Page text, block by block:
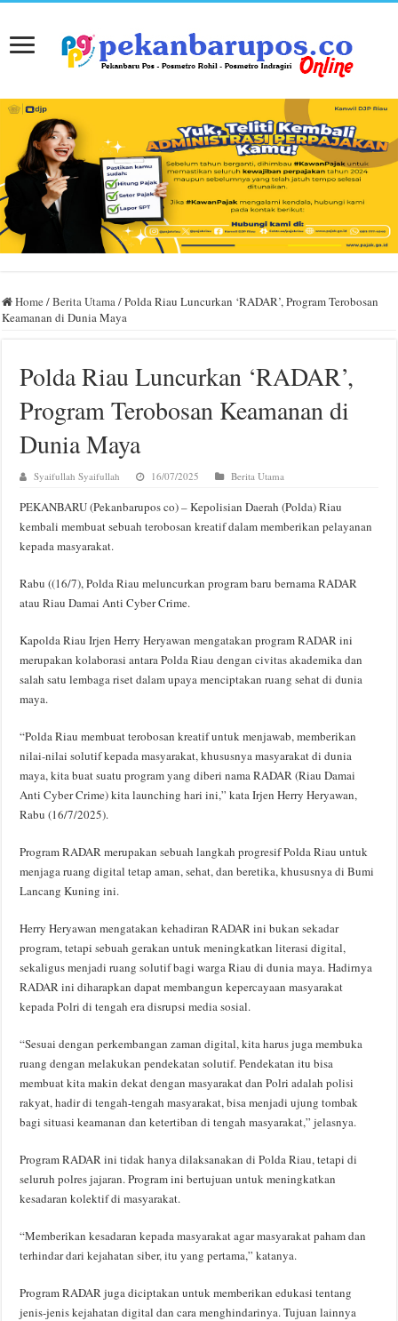
Home /Berita Utama/Polda Riau Luncurkan ‘RADAR’, Program Terobosan
Keamanan di Dunia Maya
Polda Riau Luncurkan ‘RADAR’,
Program Terobosan Keamanan di
Dunia Maya
Syaifullah Syaifullah 16/07/2025 Berita Utama
PEKANBARU (Pekanbarupos co) – Kepolisian Daerah (Polda) Riau
kembali membuat sebuah terobosan kreatif dalam memberikan pelayanan
kepada masyarakat.
Rabu ((16/7), Polda Riau meluncurkan program baru bernama RADAR
atau Riau Damai Anti Cyber Crime.
Kapolda Riau Irjen Herry Heryawan mengatakan program RADAR ini
merupakan kolaborasi antara Polda Riau dengan civitas akademika dan
salah satu lembaga riset dalam upaya menciptakan ruang sehat di dunia
maya.
“Polda Riau membuat terobosan kreatif untuk menjawab, memberikan
nilai-nilai solutif kepada masyarakat, khususnya masyarakat di dunia
maya, kita buat suatu program yang diberi nama RADAR (Riau Damai
Anti Cyber Crime) kita launching hari ini,” kata Irjen Herry Heryawan,
Rabu (16/7/2025).
Program RADAR merupakan sebuah langkah progresif Polda Riau untuk
menjaga ruang digital tetap aman, sehat, dan beretika, khususnya di Bumi
Lancang Kuning ini.
Herry Heryawan mengatakan kehadiran RADAR ini bukan sekadar
program, tetapi sebuah gerakan untuk meningkatkan literasi digital,
sekaligus menjadi ruang solutif bagi warga Riau di dunia maya. Hadirnya
RADAR ini diharapkan dapat membangun kepercayaan masyarakat
kepada Polri di tengah era disrupsi media sosial.
“Sesuai dengan perkembangan zaman digital, kita harus juga membuka
ruang dengan melakukan pendekatan solutif. Pendekatan itu bisa
membuat kita makin dekat dengan masyarakat dan Polri adalah polisi
rakyat, hadir di tengah-tengah masyarakat, bisa menjadi ujung tombak
bagi situasi keamanan dan ketertiban di tengah masyarakat,” jelasnya.
Program RADAR ini tidak hanya dilaksanakan di Polda Riau, tetapi di
seluruh polres jajaran. Program ini bertujuan untuk meningkatkan
kesadaran kolektif di masyarakat.
“Memberikan kesadaran kepada masyarakat agar masyarakat paham dan
terhindar dari kejahatan siber, itu yang pertama,” katanya.
Program RADAR juga diciptakan untuk memberikan edukasi tentang
jenis-jenis kejahatan digital dan cara menghindarinya. Tujuan lainnya